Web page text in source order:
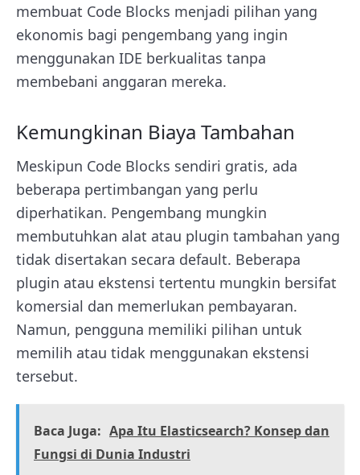
membuat Code Blocks menjadi pilihan yang
ekonomis bagi pengembang yang ingin
menggunakan IDE berkualitas tanpa
membebani anggaran mereka.
Kemungkinan Biaya Tambahan
Meskipun Code Blocks sendiri gratis, ada
beberapa pertimbangan yang perlu
diperhatikan. Pengembang mungkin
membutuhkan alat atau plugin tambahan yang
tidak disertakan secara default. Beberapa
plugin atau ekstensi tertentu mungkin bersifat
komersial dan memerlukan pembayaran.
Namun, pengguna memiliki pilihan untuk
memilih atau tidak menggunakan ekstensi
tersebut.
Baca Juga: Apa Itu Elasticsearch? Konsep dan
Fungsi di Dunia Industri